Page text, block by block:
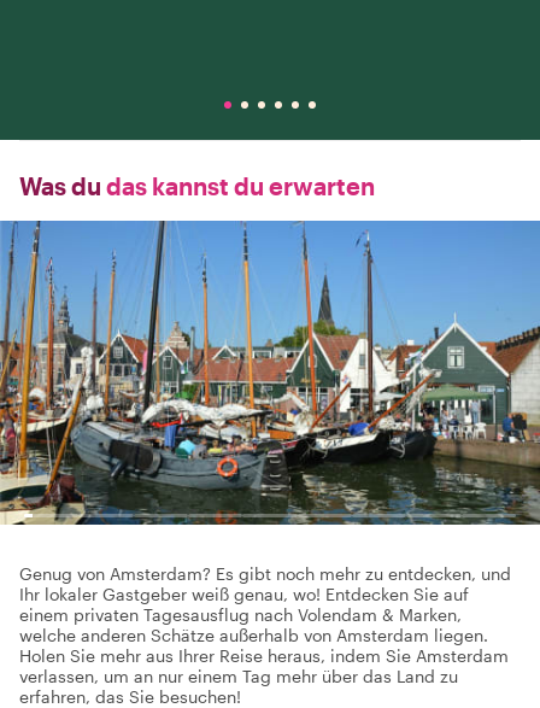
Was du das kannst du erwarten
Genug von Amsterdam? Es gibt noch mehr zu entdecken, und
Ihr lokaler Gastgeber weiß genau, wo! Entdecken Sie auf
einem privaten Tagesausflug nach Volendam & Marken,
welche anderen Schätze außerhalb von Amsterdam liegen.
Holen Sie mehr aus Ihrer Reise heraus, indem Sie Amsterdam
verlassen, um an nur einem Tag mehr über das Land zu
erfahren, das Sie besuchen!